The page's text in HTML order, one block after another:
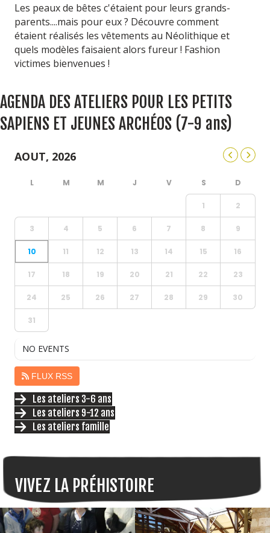
Les peaux de bêtes c'étaient pour leurs grands-
parents....mais pour eux ? Découvre comment
étaient réalisés les vêtements au Néolithique et
quels modèles faisaient alors fureur ! Fashion
victimes bienvenues !
AGENDA DES ATELIERS POUR LES PETITS
SAPIENS ET JEUNES ARCHÉOS (7-9 ans)
AOUT, 2026
1 2
3 4 5 6 7 8 9
10 11 12 13 14 15 16
17 18 19 20 21 22 23
24 25 26 27 28 29 30
31
NO EVENTS
FLUX RSS
Les ateliers 3-6 ans
Les ateliers 9-12 ans
Les ateliers famille
VIVEZ LA PRÉHISTOIRE